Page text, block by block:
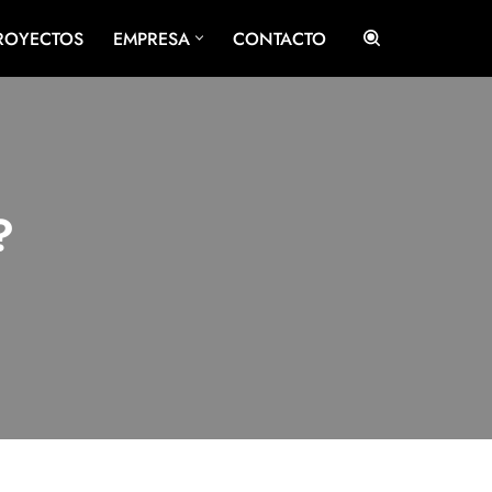
EMPRESA CONTACTO